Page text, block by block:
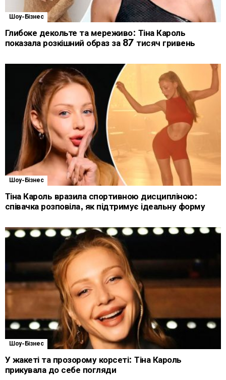
Шоу-Бізнес
Глибоке декольте та мереживо: Тіна Кароль
показала розкішний образ за 87 тисяч гривень
Шоу-Бізнес
Тіна Кароль вразила спортивною дисципліною:
співачка розповіла, як підтримує ідеальну форму
Шоу-Бізнес
У жакеті та прозорому корсеті: Тіна Кароль
прикувала до себе погляди